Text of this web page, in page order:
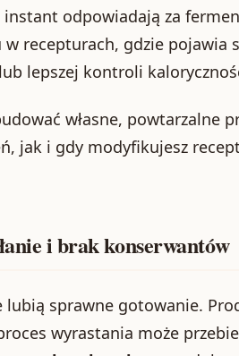
odpowiadają za
recepturach, gdzie pojawia
lepszej kontroli
własne, powtarzalne
jak i gdy modyfikujesz
i brak konserwantów
sprawne gotowanie.
wyrastania może